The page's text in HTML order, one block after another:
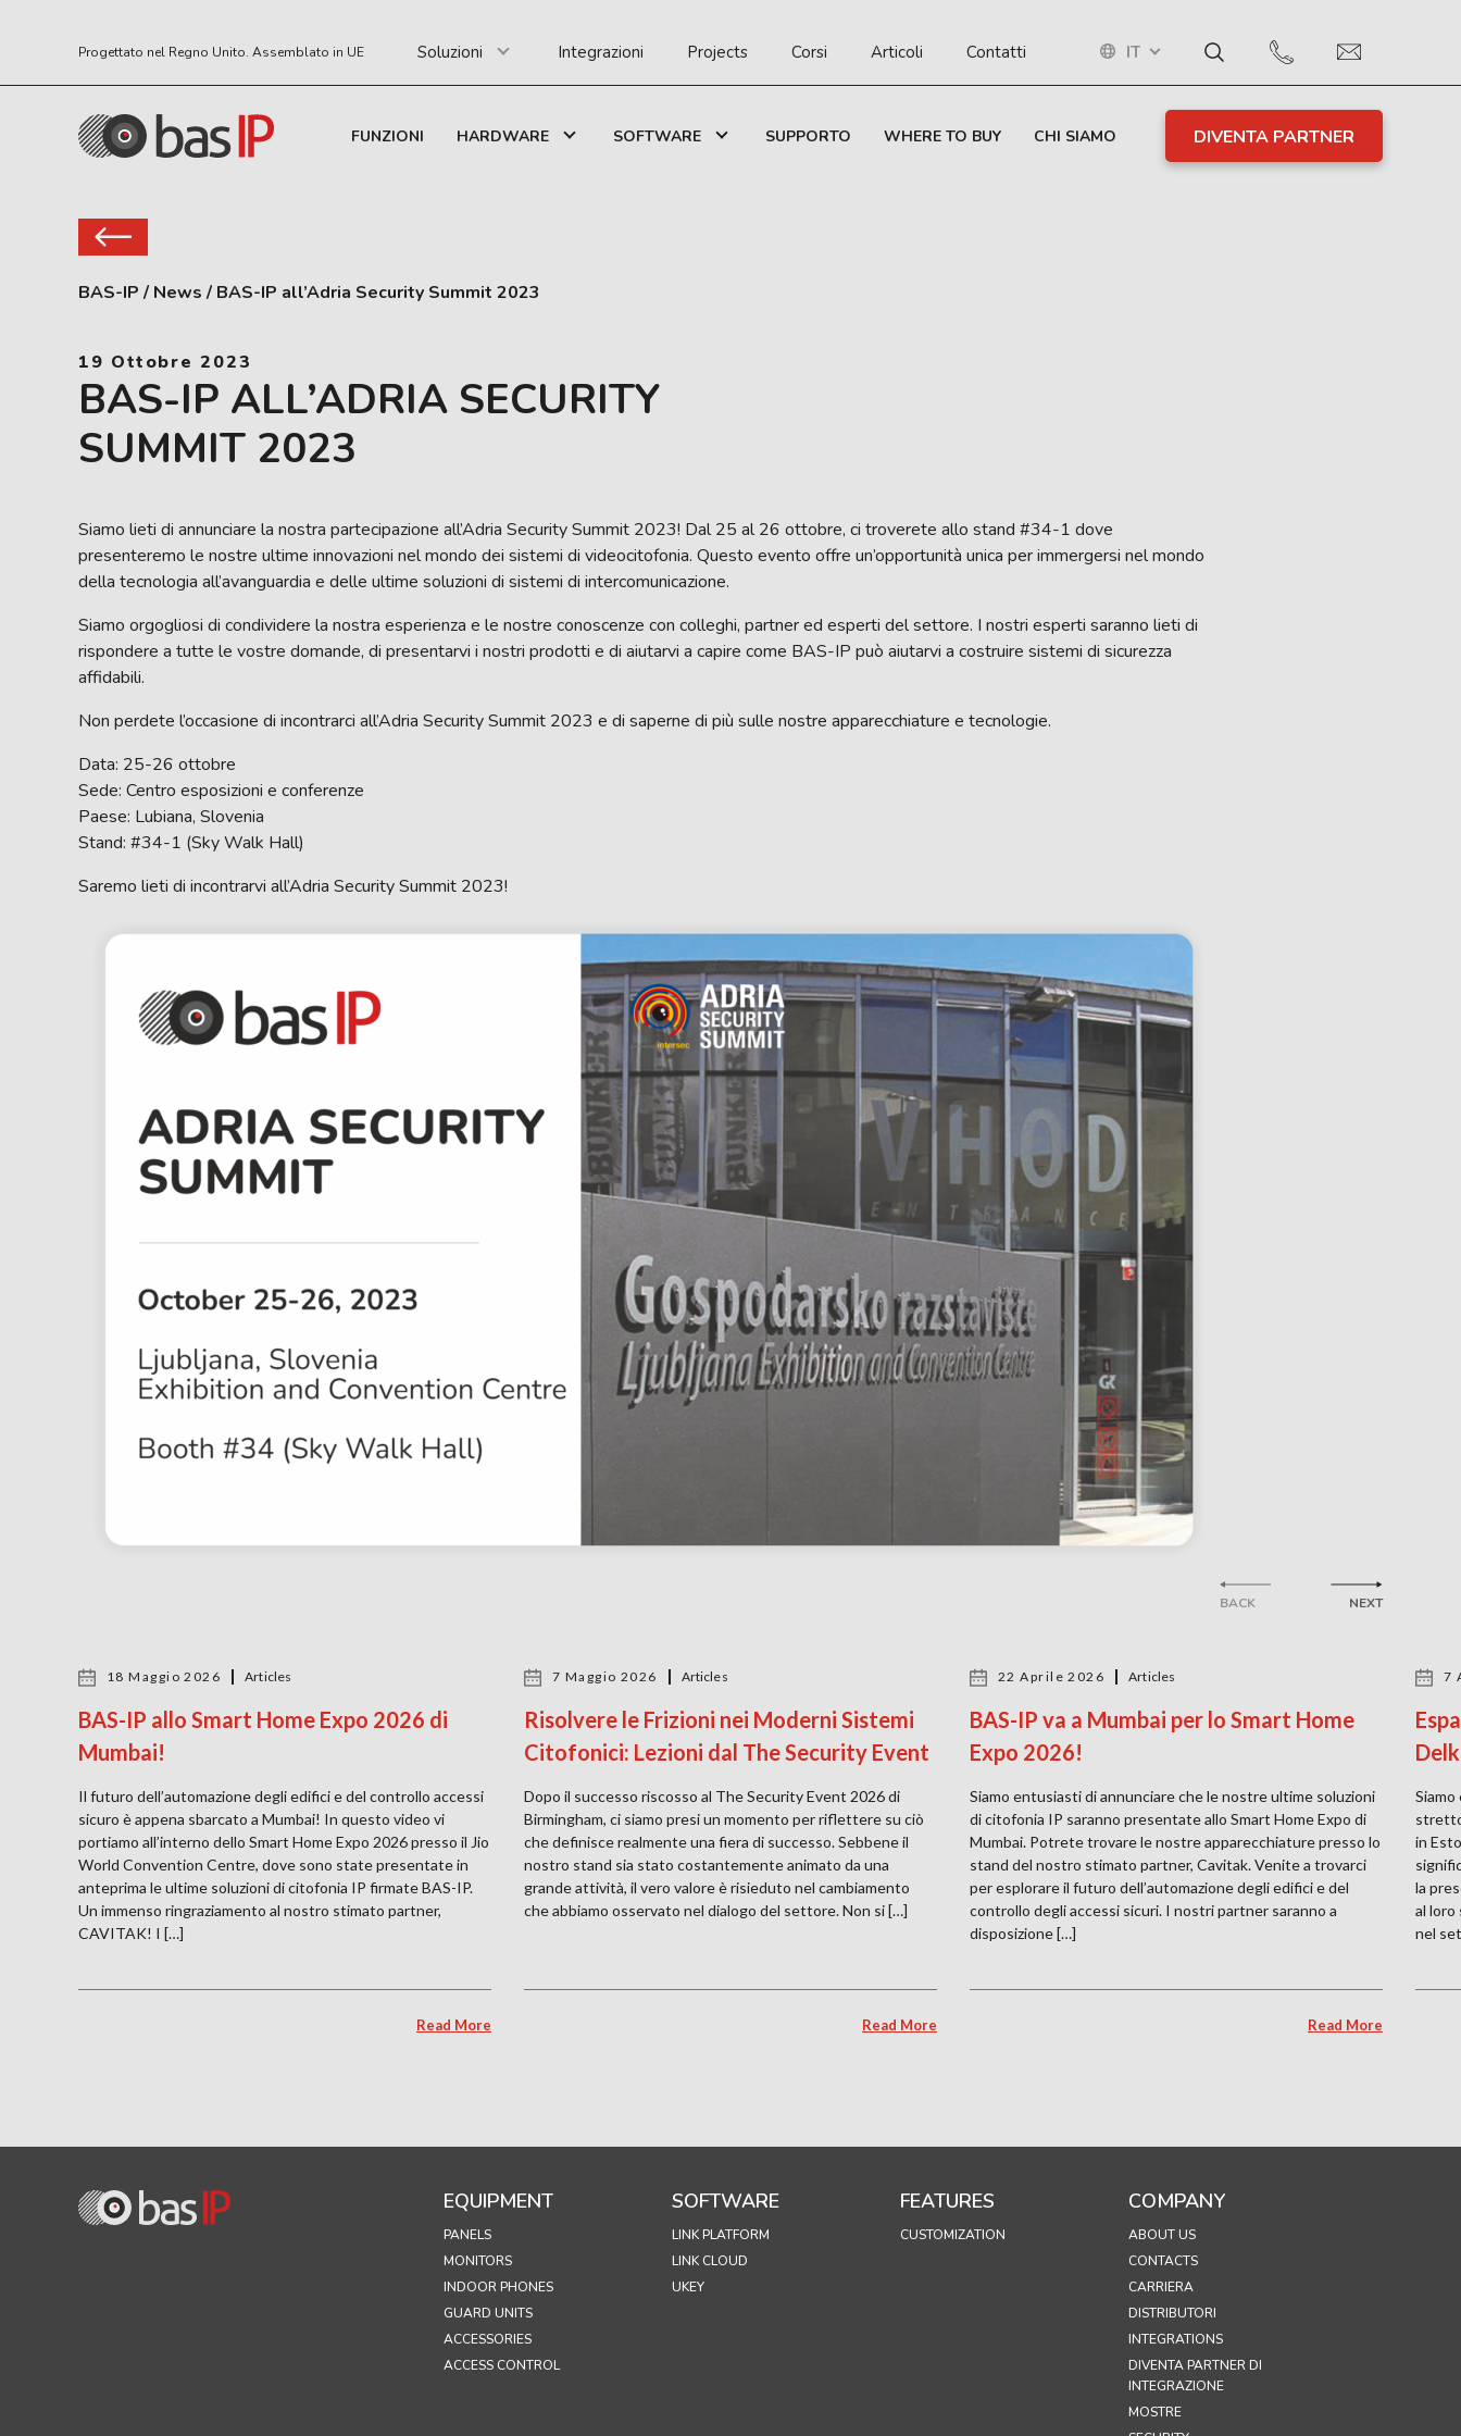
Progettato nel Regno Unito. Assemblato in UE Soluzioni Integrazioni Projects Corsi Articoli Contatti IT
FUNZIONI HARDWARE SOFTWARE SUPPORTO WHERE TO BUY CHI SIAMO DIVENTA PARTNER
BAS-IP / News / BAS-IP all’Adria Security Summit 2023
19 Ottobre 2023
BAS-IP ALL’ADRIA SECURITY
SUMMIT 2023
Siamo lieti di annunciare la nostra partecipazione all’Adria Security Summit 2023! Dal 25 al 26 ottobre, ci troverete allo stand #34-1 dove
presenteremo le nostre ultime innovazioni nel mondo dei sistemi di videocitofonia. Questo evento offre un’opportunità unica per immergersi nel mondo
della tecnologia all’avanguardia e delle ultime soluzioni di sistemi di intercomunicazione.
Siamo orgogliosi di condividere la nostra esperienza e le nostre conoscenze con colleghi, partner ed esperti del settore. I nostri esperti saranno lieti di
rispondere a tutte le vostre domande, di presentarvi i nostri prodotti e di aiutarvi a capire come BAS-IP può aiutarvi a costruire sistemi di sicurezza
affidabili.
Non perdete l’occasione di incontrarci all’Adria Security Summit 2023 e di saperne di più sulle nostre apparecchiature e tecnologie.
Data: 25-26 ottobre
Sede: Centro esposizioni e conferenze
Paese: Lubiana, Slovenia
Stand: #34-1 (Sky Walk Hall)
Saremo lieti di incontrarvi all’Adria Security Summit 2023!
BACK
18 Maggio 2026 Articles
BAS-IP allo Smart Home Expo 2026 di
Mumbai!
Il futuro dell’automazione degli edifici e del controllo accessi
sicuro è appena sbarcato a Mumbai! In questo video vi
portiamo all’interno dello Smart Home Expo 2026 presso il Jio
World Convention Centre, dove sono state presentate in
anteprima le ultime soluzioni di citofonia IP firmate BAS-IP.
Un immenso ringraziamento al nostro stimato partner,
CAVITAK! I […]
Read More
7 Maggio 2026 Articles
Risolvere le Frizioni nei Moderni Sistemi
Citofonici: Lezioni dal The Security Event
Dopo il successo riscosso al The Security Event 2026 di
Birmingham, ci siamo presi un momento per riflettere su ciò
che definisce realmente una fiera di successo. Sebbene il
nostro stand sia stato costantemente animato da una
grande attività, il vero valore è risieduto nel cambiamento
che abbiamo osservato nel dialogo del settore. Non si […]
Read More
22 Aprile 2026 Articles
BAS-IP va a Mumbai per lo Smart Home
Expo 2026!
Siamo entusiasti di annunciare che le nostre ultime soluzioni
di citofonia IP saranno presentate allo Smart Home Expo di
Mumbai. Potrete trovare le nostre apparecchiature presso lo
stand del nostro stimato partner, Cavitak. Venite a trovarci
per esplorare il futuro dell’automazione degli edifici e del
controllo degli accessi sicuri. I nostri partner saranno a
disposizione […]
Read More
7
in
la
al loro
nel
NEXT
EQUIPMENT
PANELS
MONITORS
INDOOR PHONES
GUARD UNITS
ACCESSORIES
ACCESS CONTROL
SOFTWARE
LINK PLATFORM
LINK CLOUD
UKEY
FEATURES
CUSTOMIZATION
COMPANY
ABOUT US
CONTACTS
CARRIERA
DISTRIBUTORI
INTEGRATIONS
DIVENTA PARTNER DI
INTEGRAZIONE
MOSTRE